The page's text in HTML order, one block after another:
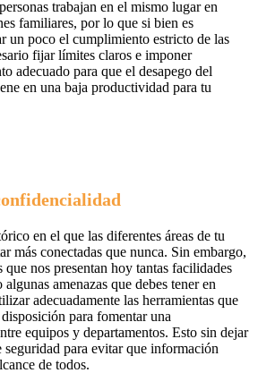
trabajan en el mismo lugar en
familiares, por lo que si bien es
un poco el cumplimiento estricto de las
fijar límites claros e imponer
adecuado para que el desapego del
en una baja productividad para tu
en el que las diferentes áreas de tu
más conectadas que nunca. Sin embargo,
que nos presentan hoy tantas facilidades
amenazas que debes tener en
adecuadamente las herramientas que
para fomentar una
equipos y departamentos. Esto sin dejar
seguridad para evitar que información
de todos.